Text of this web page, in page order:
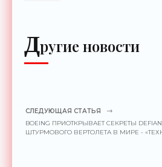
Другие новости
СЛЕДУЮЩАЯ СТАТЬЯ
BOEING ПРИОТКРЫВАЕТ СЕКРЕТЫ
ШТУРМОВОГО ВЕРТОЛЕТА В МИРЕ -